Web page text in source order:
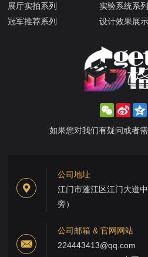
展厅实拍系列
冠军推荐系列
实验系统系列
设计效果展示
WeChat
Sina
如果您对我们有疑问或者
公司地址
江门市蓬江区江门大道
旁）
公司邮箱 & 官网网站
224443413@qq.com